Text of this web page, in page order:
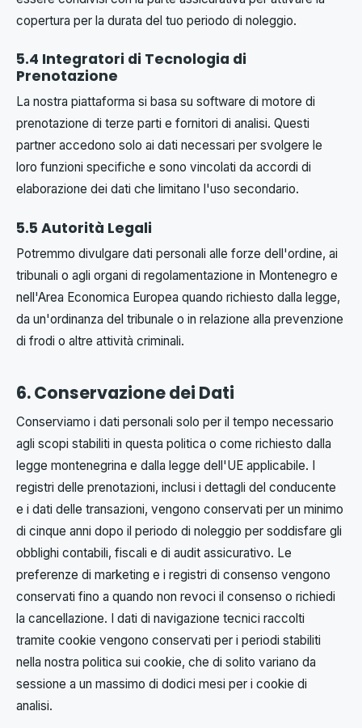
copertura per la durata del tuo periodo di noleggio.
5.4 Integratori di Tecnologia di
Prenotazione
La nostra piattaforma si basa su software di motore di
prenotazione di terze parti e fornitori di analisi. Questi
partner accedono solo ai dati necessari per svolgere le
loro funzioni specifiche e sono vincolati da accordi di
elaborazione dei dati che limitano l'uso secondario.
5.5 Autorità Legali
Potremmo divulgare dati personali alle forze dell'ordine, ai
tribunali o agli organi di regolamentazione in Montenegro e
nell'Area Economica Europea quando richiesto dalla legge,
da un'ordinanza del tribunale o in relazione alla prevenzione
di frodi o altre attività criminali.
6. Conservazione dei Dati
Conserviamo i dati personali solo per il tempo necessario
agli scopi stabiliti in questa politica o come richiesto dalla
legge montenegrina e dalla legge dell'UE applicabile. I
registri delle prenotazioni, inclusi i dettagli del conducente
e i dati delle transazioni, vengono conservati per un minimo
di cinque anni dopo il periodo di noleggio per soddisfare gli
obblighi contabili, fiscali e di audit assicurativo. Le
preferenze di marketing e i registri di consenso vengono
conservati fino a quando non revoci il consenso o richiedi
la cancellazione. I dati di navigazione tecnici raccolti
tramite cookie vengono conservati per i periodi stabiliti
nella nostra politica sui cookie, che di solito variano da
sessione a un massimo di dodici mesi per i cookie di
analisi.